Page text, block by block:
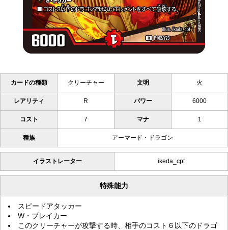
カードの種類 クリーチャー 文明 火
レアリティ R パワー 6000
コスト 7 マナ 1
種族 アーマード・ドラゴン
イラストレーター ikeda_cpt
特殊能力
スピードアタッカー
W・ブレイカー
このクリーチャーが攻撃する時、相手のコスト６以下のドラゴ